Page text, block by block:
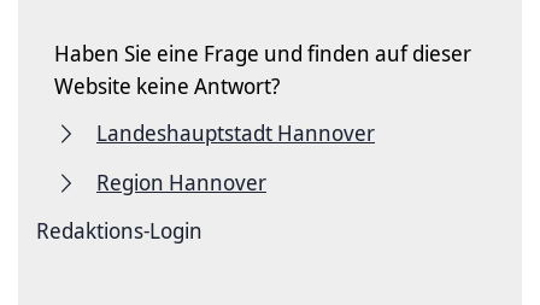
Haben Sie eine Frage und finden auf dieser
Website keine Antwort?
Landeshauptstadt Hannover
Region Hannover
Redaktions-Login